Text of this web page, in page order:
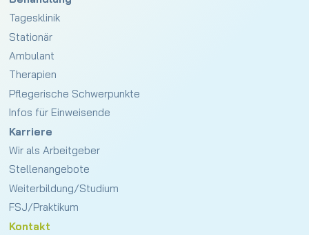
Tagesklinik
Stationär
Ambulant
Therapien
Pflegerische Schwerpunkte
Infos für Einweisende
Karriere
Wir als Arbeitgeber
Stellenangebote
Weiterbildung/Studium
FSJ/Praktikum
Kontakt